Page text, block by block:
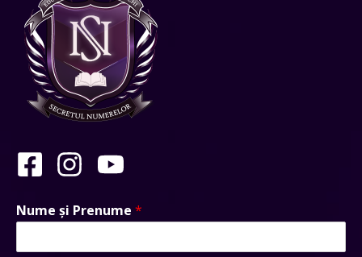
Nume și Prenume *